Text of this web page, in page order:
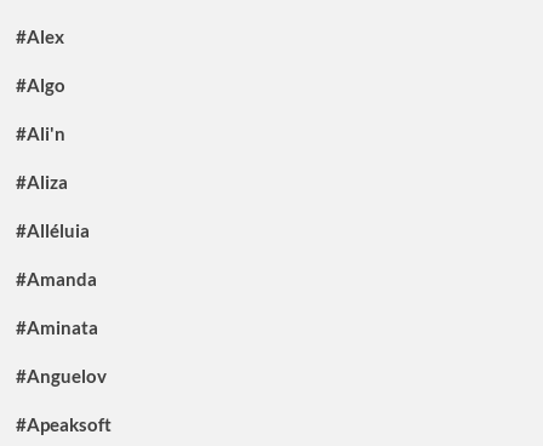
#Alex
#Algo
#Ali'n
#Aliza
#Alléluia
#Amanda
#Aminata
#Anguelov
#Apeaksoft